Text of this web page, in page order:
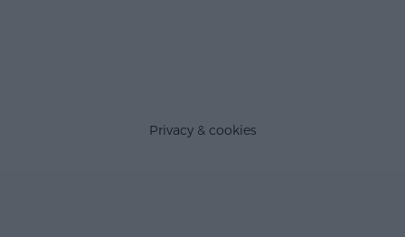
Privacy & cookies